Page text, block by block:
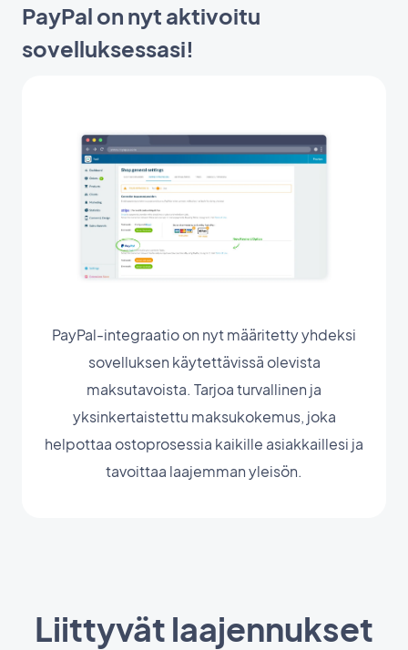
PayPal on nyt aktivoitu
sovelluksessasi!
PayPal-integraatio on nyt määritetty yhdeksi
sovelluksen käytettävissä olevista
maksutavoista. Tarjoa turvallinen ja
yksinkertaistettu maksukokemus, joka
helpottaa ostoprosessia kaikille asiakkaillesi ja
tavoittaa laajemman yleisön.
Liittyvät laajennukset